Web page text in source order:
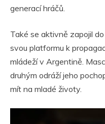
generací hráčů.
Také se aktivně zapojil
svou platformu k
mládeží v Argentině.
druhým odráží jeho
mít na mladé životy.